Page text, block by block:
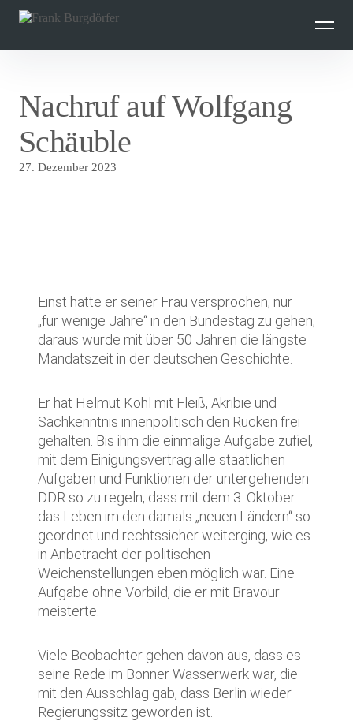
überspringen
Nachruf auf Wolfgang
Schäuble
27. Dezember 2023
Einst hatte er seiner Frau versprochen, nur
„für wenige Jahre“ in den Bundestag zu gehen,
daraus wurde mit über 50 Jahren die längste
Mandatszeit in der deutschen Geschichte.
Er hat Helmut Kohl mit Fleiß, Akribie und
Sachkenntnis innenpolitisch den Rücken frei
gehalten. Bis ihm die einmalige Aufgabe zufiel,
mit dem Einigungsvertrag alle staatlichen
Aufgaben und Funktionen der untergehenden
DDR so zu regeln, dass mit dem 3. Oktober
das Leben im den damals „neuen Ländern“ so
geordnet und rechtssicher weiterging, wie es
in Anbetracht der politischen
Weichenstellungen eben möglich war. Eine
Aufgabe ohne Vorbild, die er mit Bravour
meisterte.
Viele Beobachter gehen davon aus, dass es
seine Rede im Bonner Wasserwerk war, die
mit den Ausschlag gab, dass Berlin wieder
Regierungssitz geworden ist.